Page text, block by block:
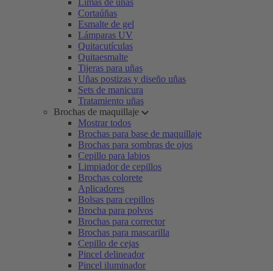
Limas de uñas
Cortaúñas
Esmalte de gel
Lámparas UV
Quitacutículas
Quitaesmalte
Tijeras para uñas
Uñas postizas y diseño uñas
Sets de manicura
Tratamiento uñas
Brochas de maquillaje
Mostrar todos
Brochas para base de maquillaje
Brochas para sombras de ojos
Cepillo para labios
Limpiador de cepillos
Brochas colorete
Aplicadores
Bolsas para cepillos
Brocha para polvos
Brochas para corrector
Brochas para mascarilla
Cepillo de cejas
Pincel delineador
Pincel iluminador